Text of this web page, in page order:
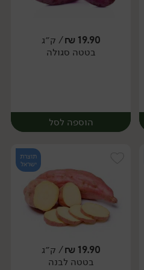
יח׳ ק״ג
19.90
₪/ ק״ג
בטטה סגולה
הוספה לסל
יח׳ ק״ג
תוצרת
ישראל
19.90
₪/ ק״ג
בטטה לבנה